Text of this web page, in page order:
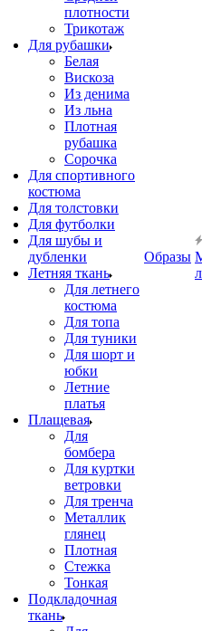
плотности
Трикотаж
Для рубашки
Белая
Вискоза
Из денима
Из льна
Плотная
рубашка
Сорочка
Для спортивного
костюма
Для толстовки
Для футболки
Для шубы и
дубленки
Летняя ткань
Для летнего
костюма
Для топа
Для туники
Для шорт и
юбки
Летние
платья
Плащевая
Для
бомбера
Для куртки
ветровки
Для тренча
Металлик
глянец
Плотная
Стежка
Тонкая
Подкладочная
ткань
Образы